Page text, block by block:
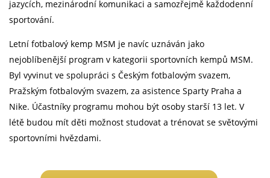
jazycích, mezinárodní komunikaci a samozřejmě každodenní
sportování.
Letní fotbalový kemp MSM je navíc uznáván jako
nejoblíbenější program v kategorii sportovních kempů MSM.
Byl vyvinut ve spolupráci s Českým fotbalovým svazem,
Pražským fotbalovým svazem, za asistence Sparty Praha a
Nike. Účastníky programu mohou být osoby starší 13 let. V
létě budou mít děti možnost studovat a trénovat se světovými
sportovními hvězdami.